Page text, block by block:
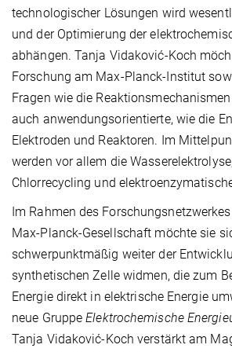
technologischer Lösungen wird
und der Optimierung der
abhängen. Tanja Vidaković-Koch
Forschung am Max-Planck-Institut
Fragen wie die
auch anwendungsorientierte, wie die
Elektroden und Reaktoren. Im
werden vor allem die
Chlorrecycling und
Im Rahmen des Forschungsnetzwerkes
Max-Planck-Gesellschaft möchte sie
schwerpunktmäßig weiter der
synthetischen Zelle widmen, die zum
Energie direkt in elektrische Energie
neue GruppeElektrochemische
Tanja Vidaković-Koch verstärkt am